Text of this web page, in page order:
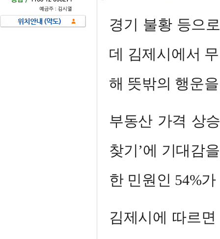
경기 불황 등으
데 김제시에서
해 뜻밖의 행운
부동산 가격 상
찾기’에 기대감
한 민원인 54%
김제시에 따르